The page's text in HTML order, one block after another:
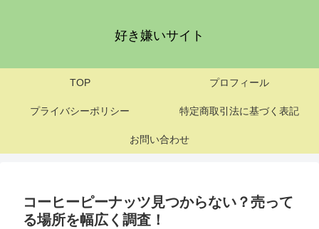
好き嫌いサイト
TOP プロフィール
プライバシーポリシー 特定商取引法に基づく表記
お問い合わせ
コーヒーピーナッツ見つからない？売って
る場所を幅広く調査！